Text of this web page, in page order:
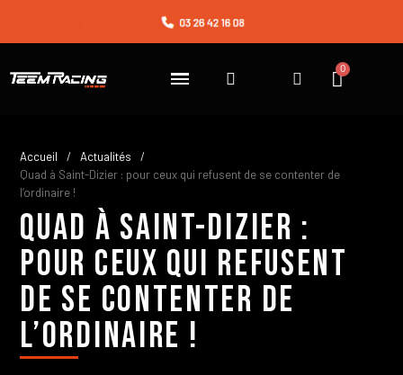
Accueil
Actualités
Quad à Saint-Dizier : pour ceux qui refusent de se contenter de
l’ordinaire !
Quad à Saint-Dizier :
pour ceux qui refusent
de se contenter de
l’ordinaire !